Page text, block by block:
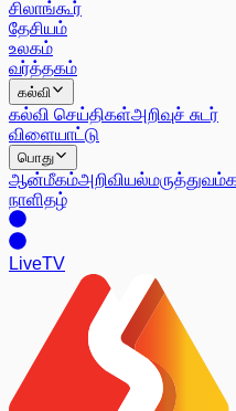
சிலாங்கூர்
தேசியம்
உலகம்
வர்த்தகம்
கல்வி
கல்வி செய்திகள்அறிவுச் சுடர்
விளையாட்டு
பொது
ஆன்மீகம்அறிவியல்மருத்துவம்
நாளிதழ்
LiveTV